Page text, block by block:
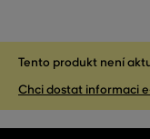
Tento produkt není
Chci dostat informaci